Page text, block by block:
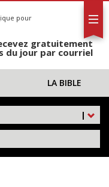
pour
gratuitement
du jour par courriel
LA BIBLE
|